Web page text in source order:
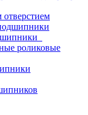
роликовые